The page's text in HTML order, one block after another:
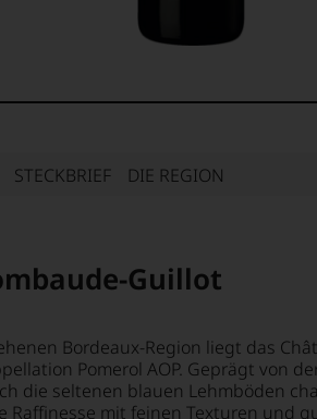
STECKBRIEF DIE REGION
Guillot
Bordeaux-Region liegt das
Pomerol AOP. Geprägt von
die seltenen blauen Lehmböden
Raffinesse mit feinen Texturen und